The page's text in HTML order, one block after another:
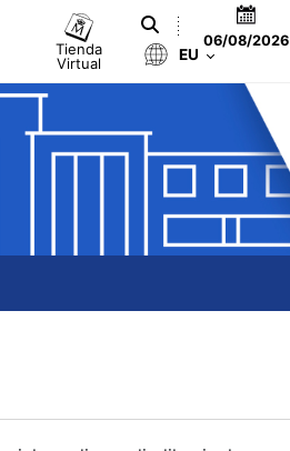
Tienda
Virtual
06/08/2026
EU